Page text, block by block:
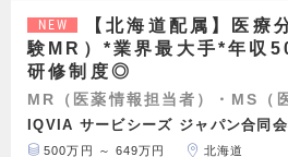
NEW
【北海道配属】医療
験MR）*業界最大手*年収
研修制度◎
MR（医薬情報担当者）・MS（
IQVIA サービシーズ ジャパン合同
500万円 ～ 649万円 北海道